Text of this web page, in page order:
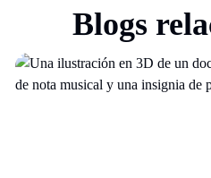
Blogs